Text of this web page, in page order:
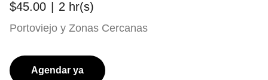
$45.00 2 hr(s)
Portoviejo y Zonas Cercanas
Agendar ya